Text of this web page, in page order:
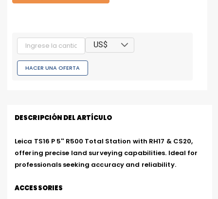
US$
HACER UNA OFERTA
DESCRIPCIÓN DEL ARTÍCULO
Leica TS16 P 5'' R500 Total Station with RH17 & CS20,
offering precise land surveying capabilities. Ideal for
professionals seeking accuracy and reliability.
ACCESSORIES